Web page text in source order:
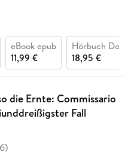
eBook epub
11,99 €
Hörbuch
18,95 €
die Ernte: Commissario
Fall
)